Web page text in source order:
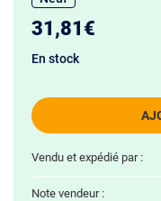
31,81€
En stock
Vendu et expédié par :
Note vendeur :